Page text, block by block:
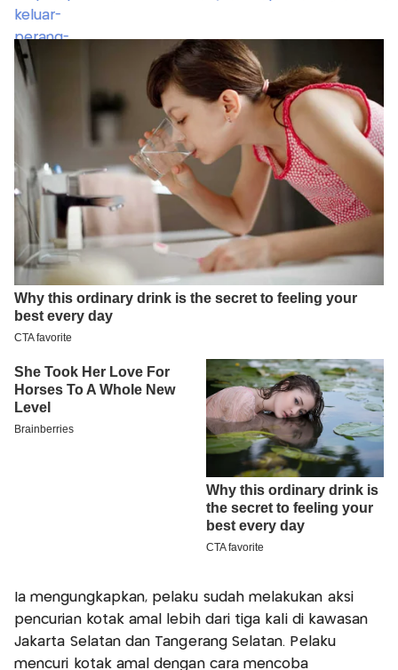
Ia mengungkapkan, pelaku sudah melakukan aksi
pencurian kotak amal lebih dari tiga kali di kawasan
Jakarta Selatan dan Tangerang Selatan. Pelaku
mencuri kotak amal dengan cara mencoba